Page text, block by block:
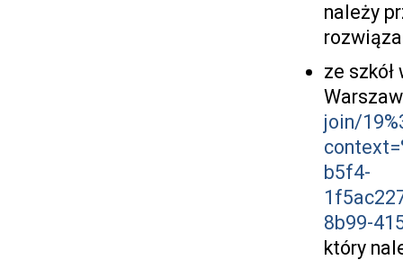
należy
ze
join/
b5f4-
8b99-
który